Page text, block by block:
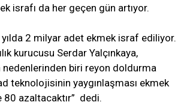
israfı da her geçen gün artıyor.
2 milyar adet ekmek israf ediliyor.
kurucusu Serdar Yalçınkaya,
nedenlerinden biri reyon doldurma
teknolojisinin yaygınlaşması ekmek
80 azaltacaktır” dedi.